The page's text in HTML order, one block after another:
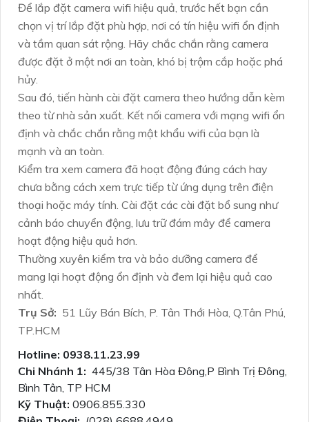
Để lắp đặt camera wifi hiệu quả, trước hết bạn cần
chọn vị trí lắp đặt phù hợp, nơi có tín hiệu wifi ổn định
và tầm quan sát rộng. Hãy chắc chắn rằng camera
được đặt ở một nơi an toàn, khó bị trộm cắp hoặc phá
hủy.
Sau đó, tiến hành cài đặt camera theo hướng dẫn kèm
theo từ nhà sản xuất. Kết nối camera với mạng wifi ổn
định và chắc chắn rằng mật khẩu wifi của bạn là
mạnh và an toàn.
Kiểm tra xem camera đã hoạt động đúng cách hay
chưa bằng cách xem trực tiếp từ ứng dụng trên điện
thoại hoặc máy tính. Cài đặt các cài đặt bổ sung như
cảnh báo chuyển động, lưu trữ đám mây để camera
hoạt động hiệu quả hơn.
Thường xuyên kiểm tra và bảo dưỡng camera để
mang lại hoạt động ổn định và đem lại hiệu quả cao
nhất.
Trụ Sở: 51 Lũy Bán Bích, P. Tân Thới Hòa, Q.Tân Phú,
TP.HCM
Hotline: 0938.11.23.99
Chi Nhánh 1: 445/38 Tân Hòa Đông,P Bình Trị Đông,
Bình Tân, TP HCM
Kỹ Thuật: 0906.855.330